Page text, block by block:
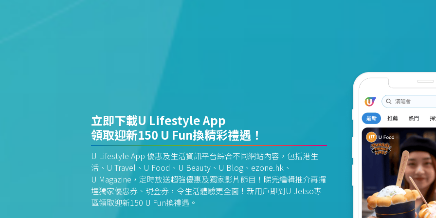
立即下載U Lifestyle App
領取迎新150 U Fun換精彩禮遇！
U Lifestyle App 優惠及生活資訊平台綜合不同網站內容，包括港生
活、U Travel、U Food、U Beauty、U Blog、ezone.hk、
U Magazine，定時放送超強優惠及獨家影片節目！睇完編輯推介再攞
埋獨家優惠券、現金券，令生活體驗更全面！新用戶即到U Jetso專
區領取迎新150 U Fun換禮遇。